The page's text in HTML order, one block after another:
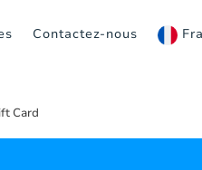
Contactez-nous
Card